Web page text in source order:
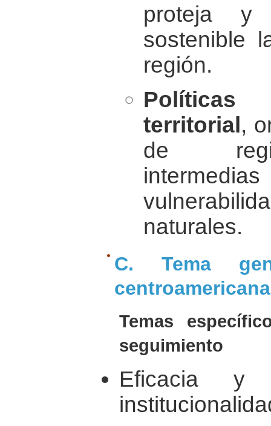
proteja y
sostenible
región.
Políticas
territorial ,
de
naturales.
C. Tema
centroamericana
Temas
seguimiento
Eficacia y